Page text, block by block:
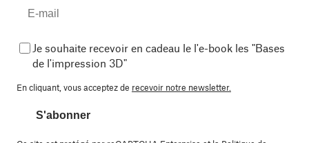
Je souhaite recevoir en cadeau le l'e-book les "Bases
de l'impression 3D"
En cliquant, vous acceptez de recevoir notre newsletter.
S'abonner